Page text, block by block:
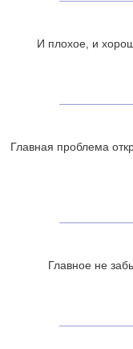
И плохое, и
Главная проблема
Главное не